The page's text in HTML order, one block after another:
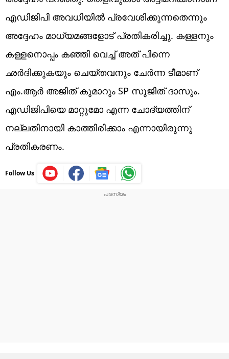
എഡിജിപി അവധിയിൽ പ്രവേശിക്കുന്നതെന്നും
അദ്ദേഹം മാധ്യമങ്ങളോട് പ്രതികരിച്ചു. കള്ളനും
കള്ളനൊപ്പം കഞ്ഞി വെച്ച് അത് പിന്നെ
ഛർദിക്കുകയും ചെയ്തവനും ചേർന്ന ടീമാണ്
എം.ആർ അജിത് കുമാറും SP സുജിത് ദാസും.
എഡിജിപിയെ മാറ്റുമോ എന്ന ചോദ്യത്തിന്
നല്ലതിനായി കാത്തിരിക്കാം എന്നായിരുന്നു
പ്രതികരണം.
Follow Us